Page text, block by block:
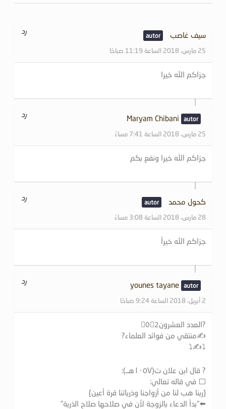
سيف غاصب
25 مارس، 2018 الساعة 11:19 صباحًا
رد
جزاكم الله خيرا
Maryam Chibani
25 مارس، 2018 الساعة 7:41 مساءً
رد
جزاكم الله خيرا ونفع بكم
كحول محمد
28 مارس، 2018 الساعة 3:08 مساءً
رد
جزاكم الله خيراً
younes tayane
2 أبريل، 2018 الساعة 9:24 صباحًا
رد
?العدد العشرون0⃣2⃣
✍منتقي من فوائد العلماﺀ?
⤵️✍⤵️
? قال ابن علان ت(۱۰٥٧هــ):
⬜️ في قاله تعالي:
{ربنا هب لنا من أزواجنا وذرياتنا قرة أعين}
⬅️"بدأ الدعاء بالزوجة لأن في صلاحها صلاح الذرية"